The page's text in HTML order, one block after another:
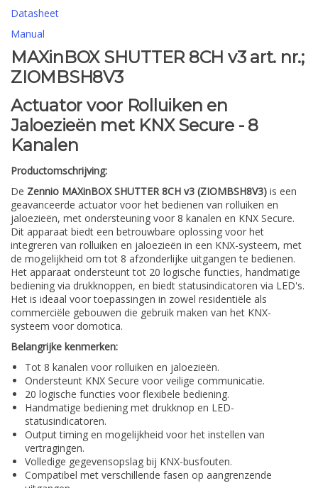
Datasheet
Manual
MAXinBOX SHUTTER 8CH v3 art. nr.;
ZIOMBSH8V3
Actuator voor Rolluiken en
Jaloezieën met KNX Secure - 8
Kanalen
Productomschrijving:
De Zennio MAXinBOX SHUTTER 8CH v3 (ZIOMBSH8V3) is een
geavanceerde actuator voor het bedienen van rolluiken en
jaloezieën, met ondersteuning voor 8 kanalen en KNX Secure.
Dit apparaat biedt een betrouwbare oplossing voor het
integreren van rolluiken en jaloezieën in een KNX-systeem, met
de mogelijkheid om tot 8 afzonderlijke uitgangen te bedienen.
Het apparaat ondersteunt tot 20 logische functies, handmatige
bediening via drukknoppen, en biedt statusindicatoren via LED's.
Het is ideaal voor toepassingen in zowel residentiële als
commerciële gebouwen die gebruik maken van het KNX-
systeem voor domotica.
Belangrijke kenmerken:
Tot 8 kanalen voor rolluiken en jaloezieën.
Ondersteunt KNX Secure voor veilige communicatie.
20 logische functies voor flexibele bediening.
Handmatige bediening met drukknop en LED-
statusindicatoren.
Output timing en mogelijkheid voor het instellen van
vertragingen.
Volledige gegevensopslag bij KNX-busfouten.
Compatibel met verschillende fasen op aangrenzende